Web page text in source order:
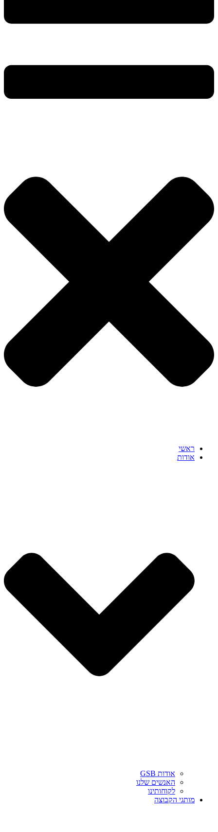
ראשי
אודות
אודות GSB
האנשים שלנו
לקוחותינו
מותגי הקבוצה